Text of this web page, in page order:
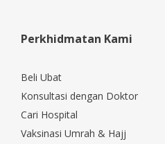
Perkhidmatan Kami
Beli Ubat
Konsultasi dengan Doktor
Cari Hospital
Vaksinasi Umrah & Hajj